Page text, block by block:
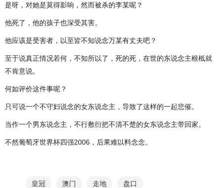
是呀，对她是莫得影响，然而被杀的李某呢？
他死了，他的孩子也深受其害。
他应该是受害者，以至皆不知说念万某有丈夫吧？
至于说真正情况若何，不知所以了，死的死，在世的东说念主根柢就
不肯意说。
何如评价这件事呢？
只可说一个不守妇说念的女东说念主，导致了这样的一起悲催。
当作一个男东说念主，不行敷衍把不清不楚的女东说念主带回家。
不然葡萄牙世界杯四强2006，后果难以料念念。
皇冠 澳门 走地 盘口